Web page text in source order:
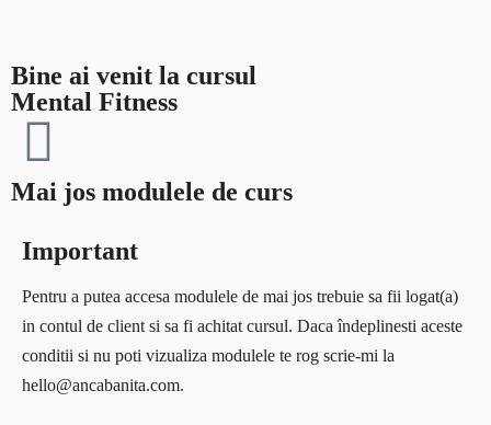
Bine ai venit la cursul
Mental Fitness
Mai jos modulele de curs
Important
Pentru a putea accesa modulele de mai jos trebuie sa fii logat(a)
in contul de client si sa fi achitat cursul. Daca îndeplinesti aceste
conditii si nu poti vizualiza modulele te rog scrie-mi la
hello@ancabanita.com.